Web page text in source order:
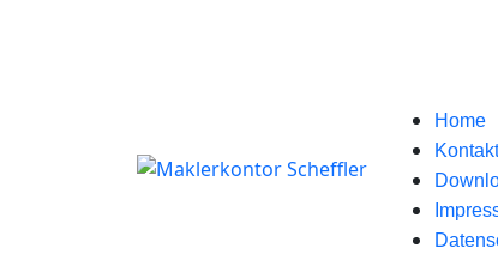
Home
Kontakt